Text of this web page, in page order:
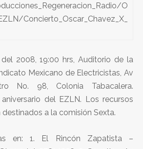
O
Concierto_Oscar_Chavez_X_
2008, 19:00 hrs, Auditorio de la
Mexicano de Electricistas, Av
No. 98, Colonia Tabacalera.
del EZLN. Los recursos
a la comisión Sexta.
en: 1. El Rincón Zapatista –